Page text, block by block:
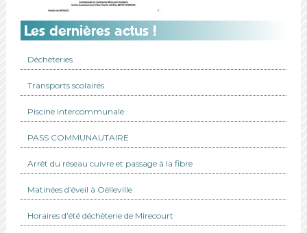
Les dernières actus !
Déchèteries
Transports scolaires
Piscine intercommunale
PASS COMMUNAUTAIRE
Arrêt du réseau cuivre et passage à la fibre
Matinées d’éveil à Oëlleville
Horaires d’été déchèterie de Mirecourt